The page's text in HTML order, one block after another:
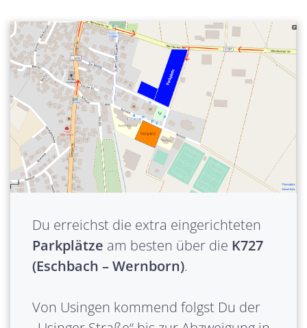
Du erreichst die extra eingerichteten
Parkplätze am besten über die K727
(Eschbach – Wernborn).
Von Usingen kommend folgst Du der